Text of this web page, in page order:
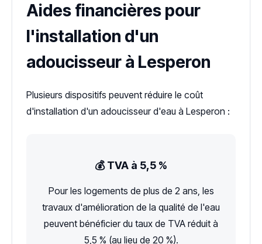
Aides financières pour
l'installation d'un
adoucisseur à Lesperon
Plusieurs dispositifs peuvent réduire le coût
d'installation d'un adoucisseur d'eau à Lesperon :
💰 TVA à 5,5 %
Pour les logements de plus de 2 ans, les
travaux d'amélioration de la qualité de l'eau
peuvent bénéficier du taux de TVA réduit à
5,5 % (au lieu de 20 %).